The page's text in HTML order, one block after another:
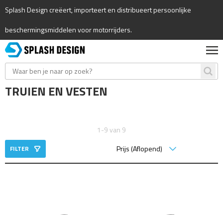
Splash Design creëert, importeert en distribueert persoonlijke
beschermingsmiddelen voor motorrijders.
TRUIEN EN VESTEN
1-9 van 9
FILTER